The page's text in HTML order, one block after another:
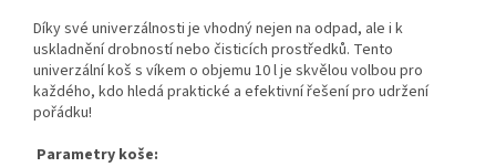
Díky své univerzálnosti je vhodný nejen na odpad, ale i k
uskladnění drobností nebo čisticích prostředků. Tento
univerzální koš s víkem o objemu 10 l je skvělou volbou pro
každého, kdo hledá praktické a efektivní řešení pro udržení
pořádku!
Parametry koše: